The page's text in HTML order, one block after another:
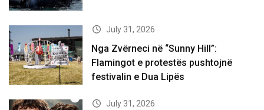
July 31, 2026
Nga Zvërneci në “Sunny Hill”:
Flamingot e protestës pushtojnë
festivalin e Dua Lipës
July 31, 2026